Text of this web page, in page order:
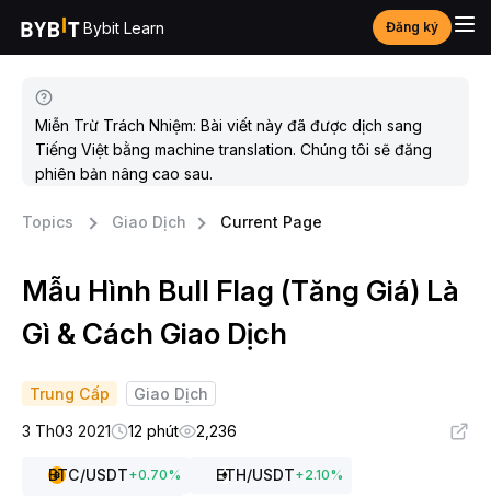
Bybit Learn Đăng ký
Miễn Trừ Trách Nhiệm: Bài viết này đã được dịch sang
Tiếng Việt bằng machine translation. Chúng tôi sẽ đăng
phiên bản nâng cao sau.
Topics Giao Dịch Current Page
Mẫu Hình Bull Flag (Tăng Giá) Là
Gì & Cách Giao Dịch
Trung Cấp
Giao Dịch
3 Th03 2021
12 phút 2,236
BTC/USDT+0.70% ETH/USDT+2.10%